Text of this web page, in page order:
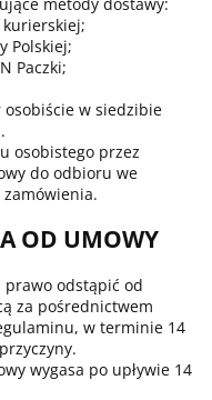
Polskiej;
Paczki;
w siedzibie
osobistego przez
do odbioru we
OD UMOWY
odstąpić od
za pośrednictwem
w terminie 14
wygasa po upływie 14